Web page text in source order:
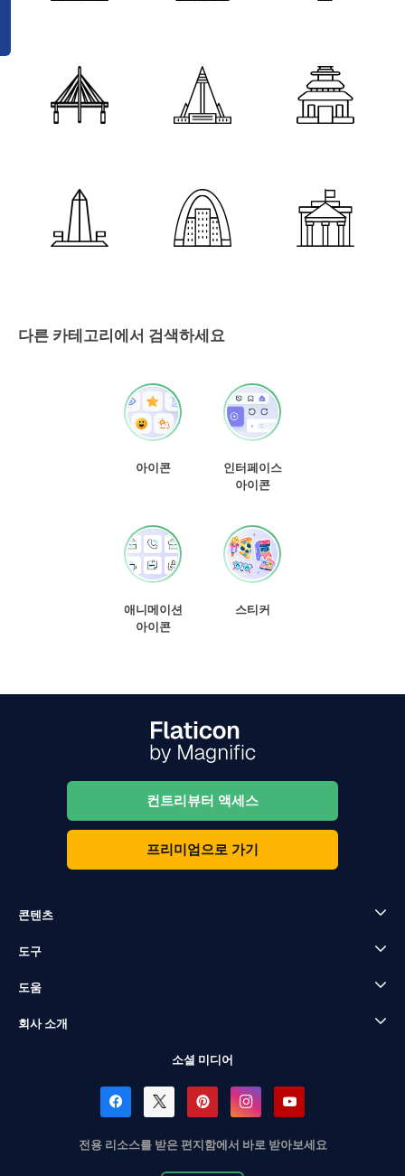
다른 카테고리에서 검색하세요
아이콘
인터페이스
아이콘
애니메이션
아이콘
스티커
컨트리뷰터 액세스
프리미엄으로 가기
콘텐츠
도구
도움
회사 소개
소셜 미디어
전용 리소스를 받은 편지함에서 바로 받아보세요